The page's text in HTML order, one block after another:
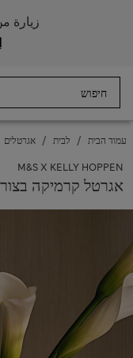
زيارة
עמוד הבית לבית אגרטלים
M&S X KELLY HOPPEN
אגרטל קרמיקה